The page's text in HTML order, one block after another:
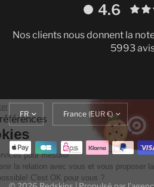
4.6
Nos clients nous donnent la
5993
à
jour
la
langue
Continuer sans accepter
Gestion de vos préférences
sur les Cookies
On utilise quelques services pour
notre audience, entretenir la relation
meilleure expérience possible! C'est OK